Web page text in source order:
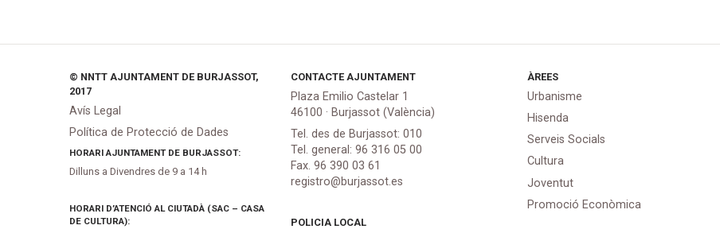
© NNTT AJUNTAMENT DE BURJASSOT,
2017
Avís Legal
Política de Protecció de Dades
HORARI AJUNTAMENT DE BURJASSOT:
Dilluns a Divendres de 9 a 14 h
HORARI D’ATENCIÓ AL CIUTADÀ (SAC – CASA
DE CULTURA):
CONTACTE AJUNTAMENT
Plaza Emilio Castelar 1
46100 · Burjassot (València)
Tel. des de Burjassot: 010
Tel. general: 96 316 05 00
Fax. 96 390 03 61
registro@burjassot.es
POLICIA LOCAL
ÀREES
Urbanisme
Hisenda
Serveis Socials
Cultura
Joventut
Promoció Econòmica